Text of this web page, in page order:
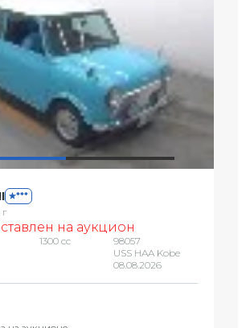
***
г
на аукцион
1300 сс
98057
USS HAA Kobe
08.08.2026